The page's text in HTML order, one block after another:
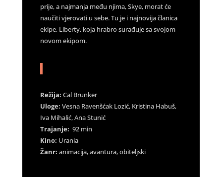
prije, a najmanja među njima, Skye, morat će
naučiti vjerovati u sebe. Tu je i najnovija članica
ekipe, Liberty, koja hrabro surađuje sa svojom
novom ekipom.
Režija: Cal Brunker
Uloge: Vesna Ravenšćak Lozić, Kristina Habuš,
Iva Mihalić, Ana Stunić
Trajanje: 92 min
Kino: Urania
Žanr: animacija, avantura, obiteljski